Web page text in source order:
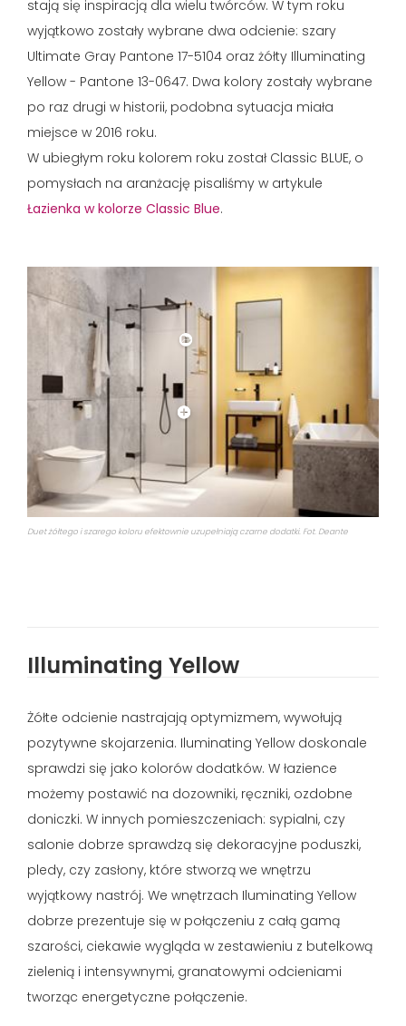
stają się inspiracją dla wielu twórców. W tym roku
wyjątkowo zostały wybrane dwa odcienie: szary
Ultimate Gray Pantone 17-5104 oraz żółty Illuminating
Yellow - Pantone 13-0647. Dwa kolory zostały wybrane
po raz drugi w historii, podobna sytuacja miała
miejsce w 2016 roku.
W ubiegłym roku kolorem roku został Classic BLUE, o
pomysłach na aranżację pisaliśmy w artykule
Łazienka w kolorze Classic Blue.
Duet żółtego i szarego koloru efektownie uzupełniają czarne dodatki. Fot. Deante
Illuminating Yellow
Żółte odcienie nastrajają optymizmem, wywołują
pozytywne skojarzenia. Iluminating Yellow doskonale
sprawdzi się jako kolorów dodatków. W łazience
możemy postawić na dozowniki, ręczniki, ozdobne
doniczki. W innych pomieszczeniach: sypialni, czy
salonie dobrze sprawdzą się dekoracyjne poduszki,
pledy, czy zasłony, które stworzą we wnętrzu
wyjątkowy nastrój. We wnętrzach Iluminating Yellow
dobrze prezentuje się w połączeniu z całą gamą
szarości, ciekawie wygląda w zestawieniu z butelkową
zielenią i intensywnymi, granatowymi odcieniami
tworząc energetyczne połączenie.